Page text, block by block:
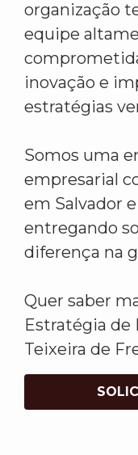
organização
equipe
inovação e
estratégias
Somos uma
empresarial
em Salvador
entregando
diferença na
Quer saber
Estratégia
Teixeira de